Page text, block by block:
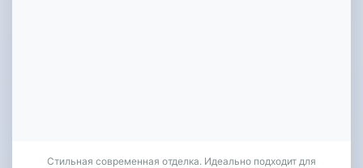
Стильная современная отделка. Идеально подходит для